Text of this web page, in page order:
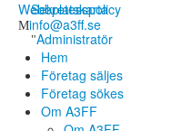
Webbplatskarta
Sekretesspolicy
info@a3ff.se
Administratör
Hem
Företag säljes
Företag sökes
Om A3FF